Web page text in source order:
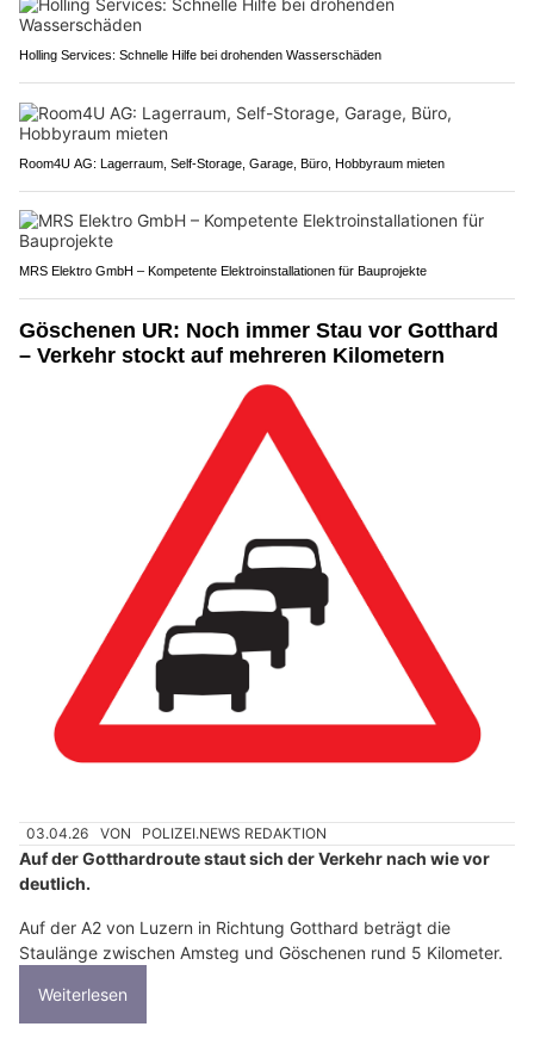
Holling Services: Schnelle Hilfe bei drohenden Wasserschäden
Room4U AG: Lagerraum, Self-Storage, Garage, Büro, Hobbyraum mieten
MRS Elektro GmbH – Kompetente Elektroinstallationen für Bauprojekte
Göschenen UR: Noch immer Stau vor Gotthard
– Verkehr stockt auf mehreren Kilometern
03.04.26 VON POLIZEI.NEWS REDAKTION
Auf der Gotthardroute staut sich der Verkehr nach wie vor
deutlich.
Auf der A2 von Luzern in Richtung Gotthard beträgt die
Staulänge zwischen Amsteg und Göschenen rund 5 Kilometer.
Weiterlesen